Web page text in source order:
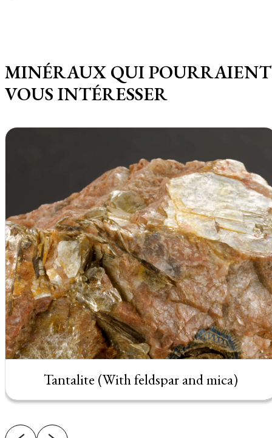
MINÉRAUX QUI POURRAIENT
VOUS INTÉRESSER
Tantalite (With feldspar and mica)